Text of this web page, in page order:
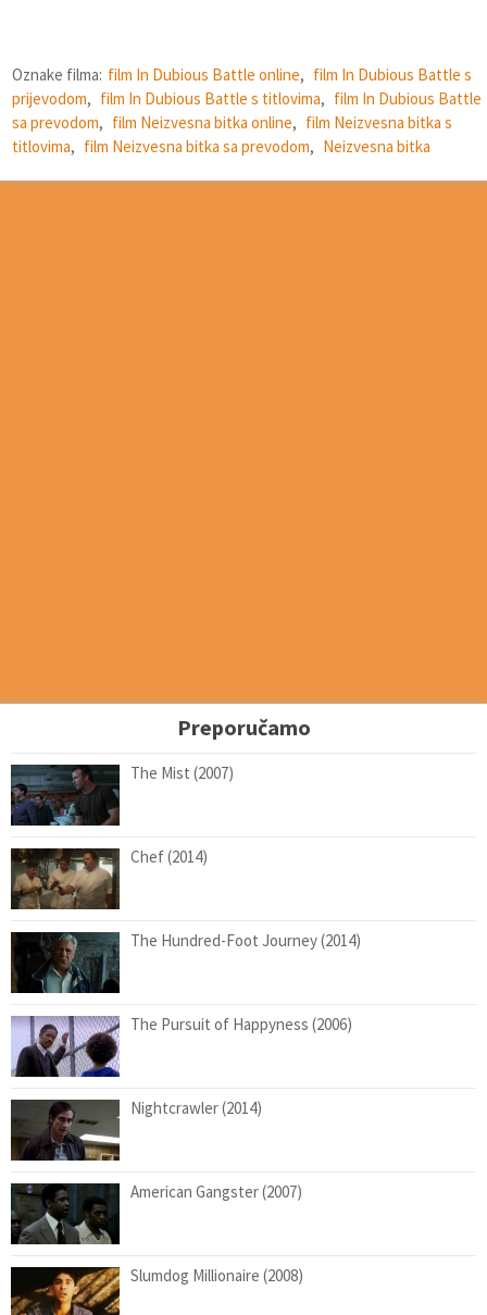
Oznake filma: film In Dubious Battle online, film In Dubious Battle s
prijevodom, film In Dubious Battle s titlovima, film In Dubious Battle
sa prevodom, film Neizvesna bitka online, film Neizvesna bitka s
titlovima, film Neizvesna bitka sa prevodom, Neizvesna bitka
Preporučamo
The Mist (2007)
Chef (2014)
The Hundred-Foot Journey (2014)
The Pursuit of Happyness (2006)
Nightcrawler (2014)
American Gangster (2007)
Slumdog Millionaire (2008)